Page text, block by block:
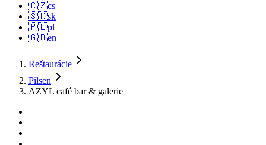
🇨🇿cs
🇸🇰sk
🇵🇱pl
🇬🇧en
Reštaurácie
Pilsen
AZYL café bar & galerie